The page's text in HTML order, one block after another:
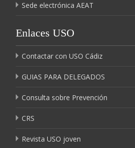
Sede electrónica AEAT
Enlaces USO
Contactar con USO Cádiz
GUIAS PARA DELEGADOS
Consulta sobre Prevención
CRS
Revista USO joven